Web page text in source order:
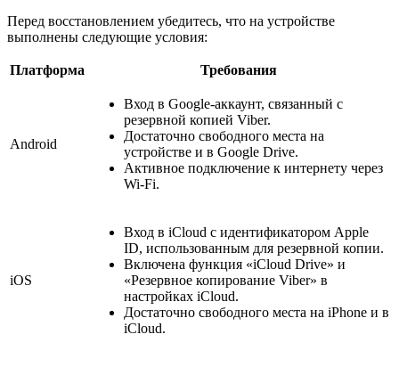
Перед восстановлением убедитесь, что на устройстве
выполнены следующие условия:
Платформа Требования
Android
Вход в Google-аккаунт, связанный с
резервной копией Viber.
Достаточно свободного места на
устройстве и в Google Drive.
Активное подключение к интернету через
Wi-Fi.
iOS
Вход в iCloud с идентификатором Apple
ID, использованным для резервной копии.
Включена функция «iCloud Drive» и
«Резервное копирование Viber» в
настройках iCloud.
Достаточно свободного места на iPhone и в
iCloud.